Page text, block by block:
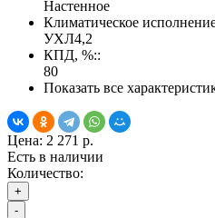
Настенное
Климатическое
УХЛ4,2
КПД, %::
80
Показать все
Цена: 2 271 р.
Есть в наличии
Количество:
+
-